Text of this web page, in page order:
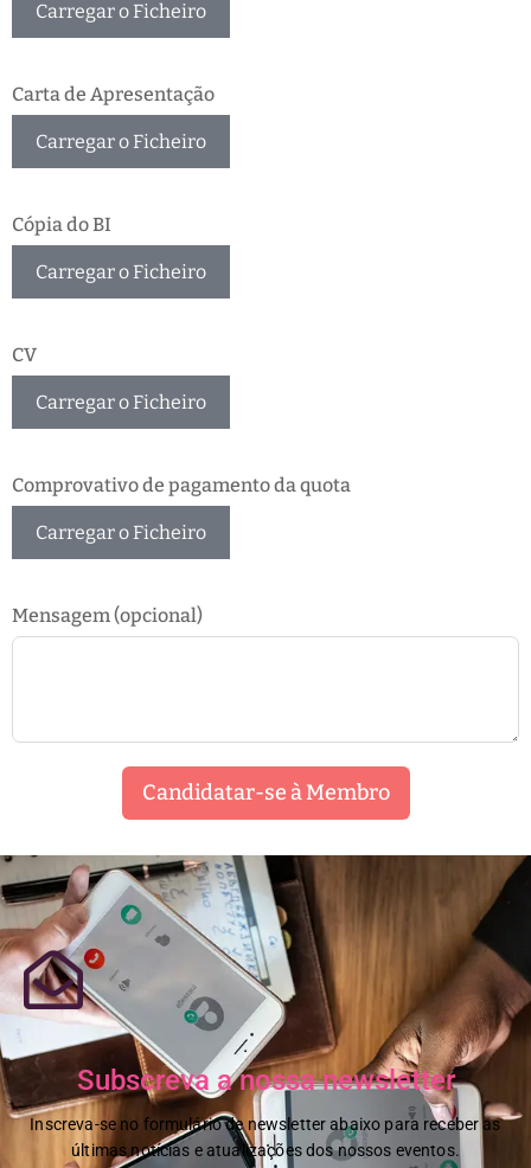
Carregar o Ficheiro
Carta de Apresentação
Carregar o Ficheiro
Cópia do BI
Carregar o Ficheiro
CV
Carregar o Ficheiro
Comprovativo de pagamento da quota
Carregar o Ficheiro
Mensagem (opcional)
Candidatar-se à Membro
Subscreva a nossa newsletter
Inscreva-se no formulário de newsletter abaixo para receber as
últimas notícias e atualizações dos nossos eventos.